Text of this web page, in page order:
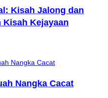
Kisah Jalong dan
Kisah Kejayaan
Nangka Cacat